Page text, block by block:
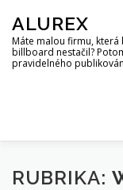
obsah
ALUREX
Máte malou firmu,
billboard nestačil?
pravidelného
RUBRIKA: